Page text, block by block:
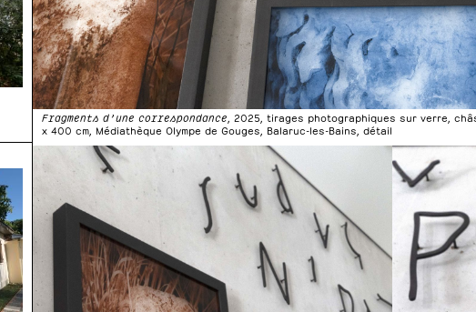
Fragments d’une correspondance , 2025, tirages photographiques sur verre,
x 400 cm, Médiathèque Olympe de Gouges, Balaruc-les-Bains, détail